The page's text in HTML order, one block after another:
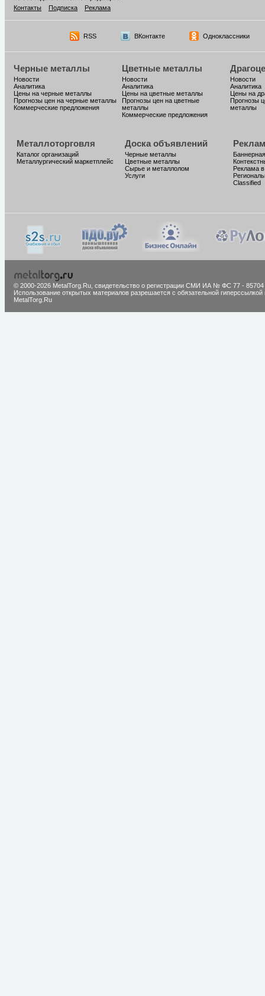
Контакты
Подписка Реклама
RSS ВКонтакте Одноклассники
Черные металлы
Новости
Аналитика
Цены на черные металлы
Прогнозы цен на черные металлы
Коммерческие предложения
Цветные металлы
Новости
Аналитика
Цены на цветные металлы
Прогнозы цен на цветные
металлы
Коммерческие предложения
Новости
Аналитика
Цены на
Прогнозы
металлы
Металлоторговля
Каталог организаций
Металлургический маркетплейс
Доска объявлений
Черные металлы
Цветные металлы
Сырье и металлолом
Услуги
Реклама
Classified
© 2000-2026 MetalTorg.Ru, cвидетельство о регистрации СМИ ИА № ФС 77 - 85704
Использование открытых материалов разрешается с обязательной гиперссылкой
MetalTorg.Ru